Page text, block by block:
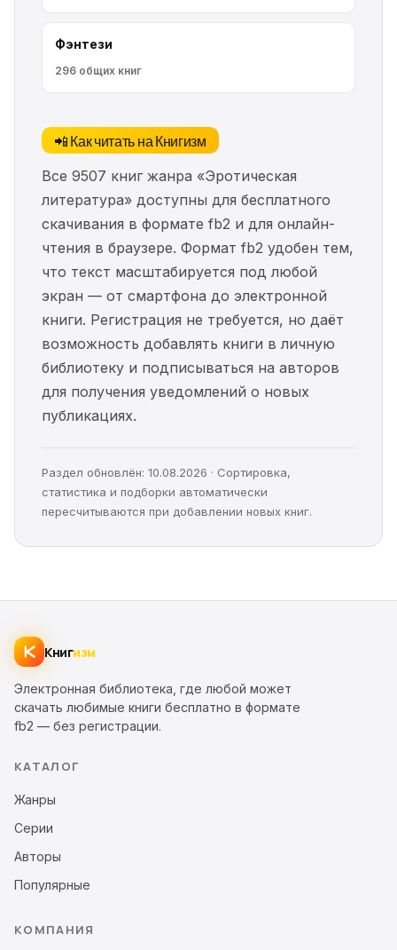
Фэнтези
296 общих книг
📲 Как читать на Книгизм
Все 9507 книг жанра «Эротическая
литература» доступны для бесплатного
скачивания в формате fb2 и для онлайн-
чтения в браузере. Формат fb2 удобен тем,
что текст масштабируется под любой
экран — от смартфона до электронной
книги. Регистрация не требуется, но даёт
возможность добавлять книги в личную
библиотеку и подписываться на авторов
для получения уведомлений о новых
публикациях.
Раздел обновлён: 10.08.2026 · Сортировка,
статистика и подборки автоматически
пересчитываются при добавлении новых книг.
Книгизм
Электронная библиотека, где любой может
скачать любимые книги бесплатно в формате
fb2 — без регистрации.
КАТАЛОГ
Жанры
Серии
Авторы
Популярные
КОМПАНИЯ